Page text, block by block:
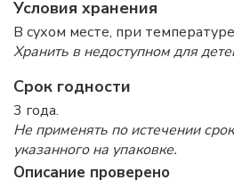
Условия хранения
В сухом месте, при
Хранить в недоступном для
Срок годности
3 года.
Не применять по истечении
указанного на упаковке.
Описание проверено